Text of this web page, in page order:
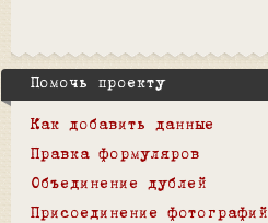
Помочь проекту
Как добавить данные
Правка формуляров
Объединение дублей
Присоединение фотографий